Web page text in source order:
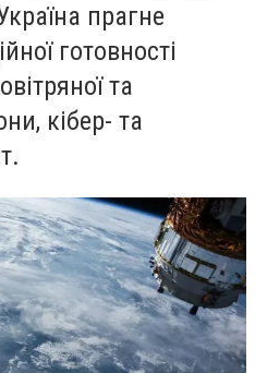
прагне
готовності
та
кібер- та